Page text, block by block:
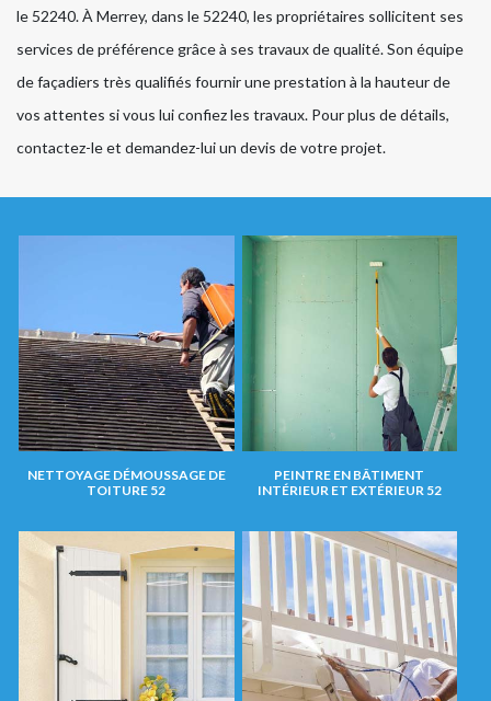
le 52240. À Merrey, dans le 52240, les propriétaires sollicitent ses
services de préférence grâce à ses travaux de qualité. Son équipe
de façadiers très qualifiés fournir une prestation à la hauteur de
vos attentes si vous lui confiez les travaux. Pour plus de détails,
contactez-le et demandez-lui un devis de votre projet.
NETTOYAGE DÉMOUSSAGE DE
TOITURE 52
PEINTRE EN BÂTIMENT
INTÉRIEUR ET EXTÉRIEUR 52